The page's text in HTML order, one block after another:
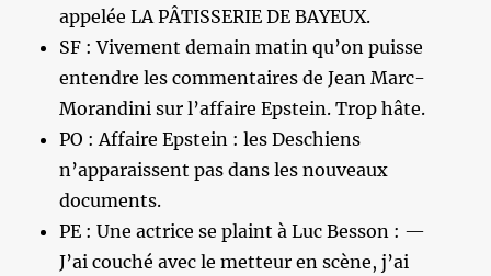
appelée LA PÂTISSERIE DE BAYEUX.
SF : Vivement demain matin qu’on puisse
entendre les commentaires de Jean Marc-
Morandini sur l’affaire Epstein. Trop hâte.
PO : Affaire Epstein : les Deschiens
n’apparaissent pas dans les nouveaux
documents.
PE : Une actrice se plaint à Luc Besson : —
J’ai couché avec le metteur en scène, j’ai